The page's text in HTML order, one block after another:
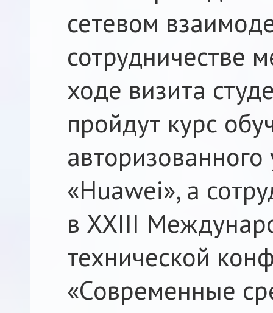
сетевом
сотрудничестве
ходе визита
пройдут курс
«Huawei», а
в XXIII
технической
«Современные